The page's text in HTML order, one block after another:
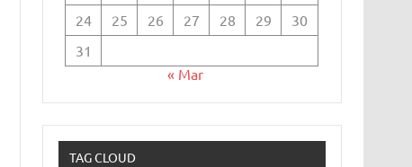
24
25 26 27 28 29
30
31
« Mar
TAG CLOUD